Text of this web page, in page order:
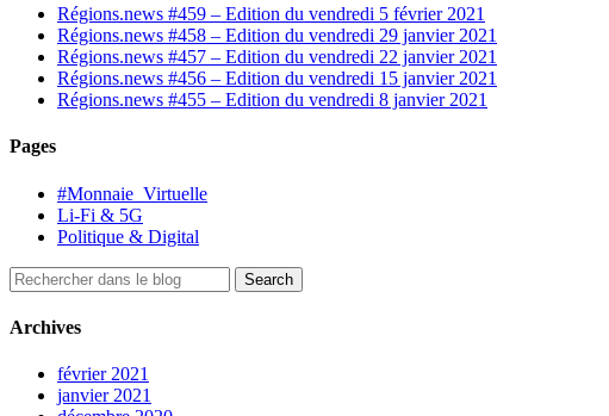
Régions.news #459 – Edition du vendredi 5 février 2021
Régions.news #458 – Edition du vendredi 29 janvier 2021
Régions.news #457 – Edition du vendredi 22 janvier 2021
Régions.news #456 – Edition du vendredi 15 janvier 2021
Régions.news #455 – Edition du vendredi 8 janvier 2021
Pages
#Monnaie_Virtuelle
Li-Fi & 5G
Politique & Digital
Archives
février 2021
janvier 2021